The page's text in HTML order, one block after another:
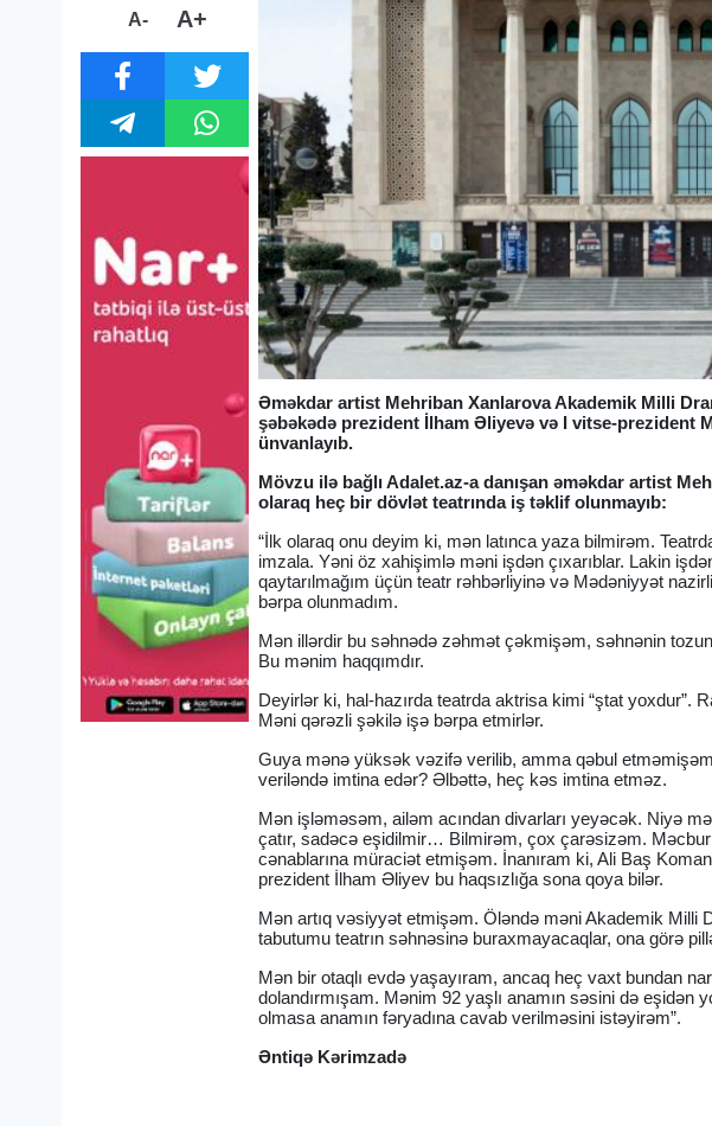
A- A+
Əməkdar artist Mehriban Xanlarova Akademik Milli
şəbəkədə prezident İlham Əliyevə və I vitse-prezident
ünvanlayıb.
Mövzu ilə bağlı Adalet.az-a danışan əməkdar artist
olaraq heç bir dövlət teatrında iş təklif olunmayıb:
“İlk olaraq onu deyim ki, mən latınca yaza bilmirəm.
imzala. Yəni öz xahişimlə məni işdən çıxarıblar. Lakin
qaytarılmağım üçün teatr rəhbərliyinə və Mədəniyyət
bərpa olunmadım.
Mən illərdir bu səhnədə zəhmət çəkmişəm, səhnənin
Bu mənim haqqımdır.
Deyirlər ki, hal-hazırda teatrda aktrisa kimi “ştat yoxdur”.
Məni qərəzli şəkilə işə bərpa etmirlər.
Guya mənə yüksək vəzifə verilib, amma qəbul
veriləndə imtina edər? Əlbəttə, heç kəs imtina etməz.
Mən işləməsəm, ailəm acından divarları yeyəcək. Niyə
çatır, sadəcə eşidilmir… Bilmirəm, çox çarəsizəm.
cənablarına müraciət etmişəm. İnanıram ki, Ali Baş
prezident İlham Əliyev bu haqsızlığa sona qoya bilər.
Mən artıq vəsiyyət etmişəm. Öləndə məni Akademik Milli
tabutumu teatrın səhnəsinə buraxmayacaqlar, ona görə
Mən bir otaqlı evdə yaşayıram, ancaq heç vaxt bundan
dolandırmışam. Mənim 92 yaşlı anamın səsini də
olmasa anamın fəryadına cavab verilməsini istəyirəm”.
Əntiqə Kərimzadə